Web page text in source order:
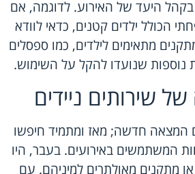
היעד של האירוע. לדוגמה, אם
הכולל ילדים קטנים, כדאי לוודא
מתאימים לילדים, כמו ספסלים
נוספות שנועדו להקל על השימוש.
שירותים ניידים
המצאה חדשה; מאז ומתמיד חיפשו
המשתמשים באירועים. בעבר, היו
מתקנים מאולתרים למיניהם. עם